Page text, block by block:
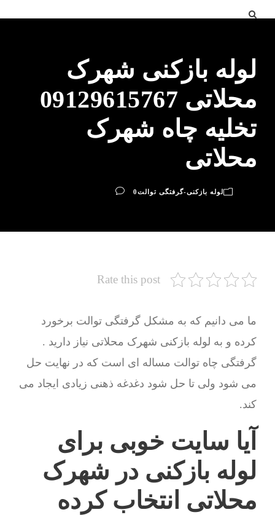
لوله بازکنی شهرک
محلاتی 09129615767
تخلیه چاه شهرک
محلاتی
لوله بازکنی-گرفتگی توالت0
Rate this post
ما می دانیم که به مشکل گرفتگی توالت برخورد
کرده و به لوله بازکنی شهرک محلاتی نیاز دارید .
گرفتگی چاه توالت مساله ای است که در نهایت حل
می شود ولی تا حل شود دغدغه ذهنی زیادی ایجاد می
کند.
آیا سایت خوبی برای
لوله بازکنی در شهرک
محلاتی انتخاب کرده